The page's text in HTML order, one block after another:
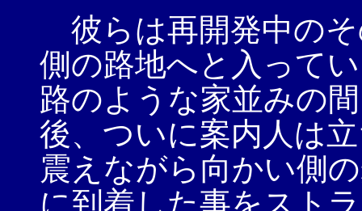
彼らは再開発中の
側の路地へと入って
路のような家並みの
後、ついに案内人は
震えながら向かい側
に到着した事をスト